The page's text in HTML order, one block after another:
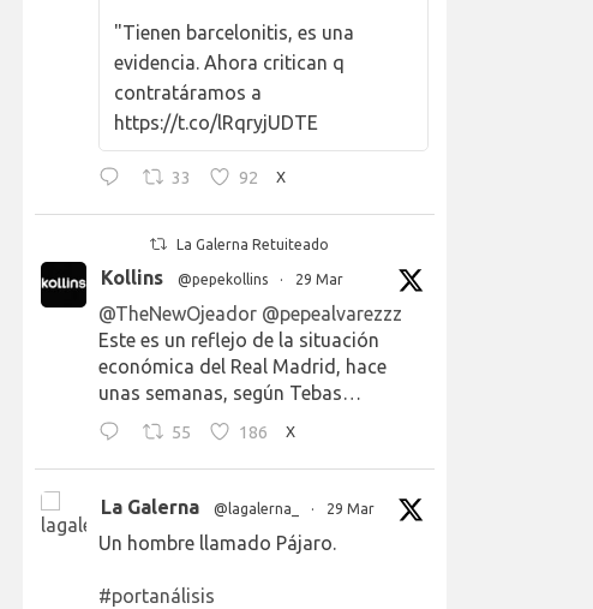
"Tienen barcelonitis, es una
evidencia. Ahora critican q
contratáramos a
https://t.co/lRqryjUDTE
33 92 X
La Galerna Retuiteado
Kollins @pepekollins · 29 Mar
@TheNewOjeador @pepealvarezzz
Este es un reflejo de la situación
económica del Real Madrid, hace
unas semanas, según Tebas…
55 186 X
La Galerna @lagalerna_ · 29 Mar
Un hombre llamado Pájaro.
#portanálisis